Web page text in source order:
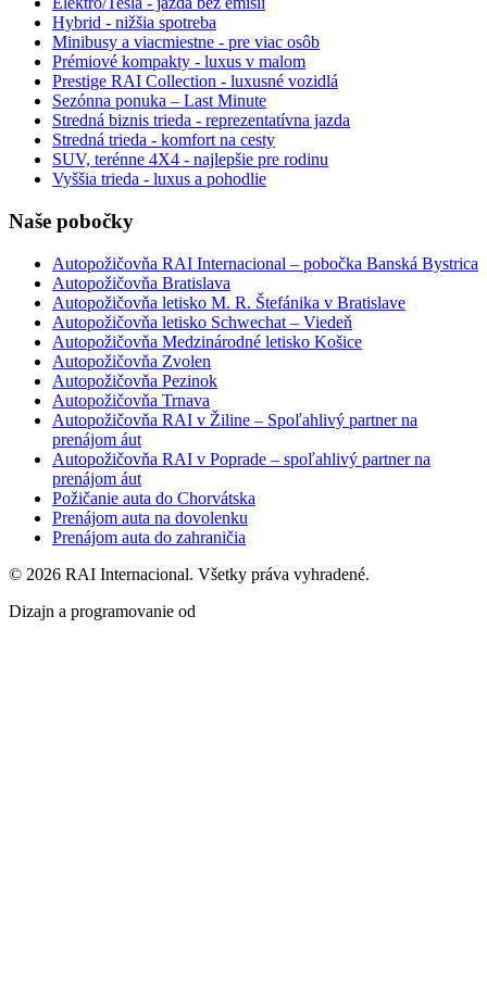
Hybrid - nižšia spotreba
Minibusy a viacmiestne - pre viac osôb
Prémiové kompakty - luxus v malom
Prestige RAI Collection - luxusné vozidlá
Sezónna ponuka – Last Minute
Stredná biznis trieda - reprezentatívna jazda
Stredná trieda - komfort na cesty
SUV, terénne 4X4 - najlepšie pre rodinu
Vyššia trieda - luxus a pohodlie
Naše pobočky
Autopožičovňa RAI Internacional – pobočka Banská Bystrica
Autopožičovňa Bratislava
Autopožičovňa letisko M. R. Štefánika v Bratislave
Autopožičovňa letisko Schwechat – Viedeň
Autopožičovňa Medzinárodné letisko Košice
Autopožičovňa Zvolen
Autopožičovňa Pezinok
Autopožičovňa Trnava
Autopožičovňa RAI v Žiline – Spoľahlivý partner na
prenájom áut
Autopožičovňa RAI v Poprade – spoľahlivý partner na
prenájom áut
Požičanie auta do Chorvátska
Prenájom auta na dovolenku
Prenájom auta do zahraničia
© 2026 RAI Internacional. Všetky práva vyhradené.
Dizajn a programovanie od